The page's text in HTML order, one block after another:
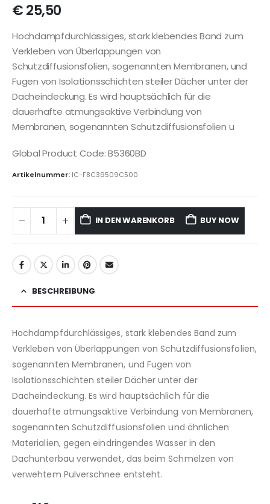
€25,50
Hochdampfdurchlässiges, stark klebendes Band zum
Verkleben von Überlappungen von
Schutzdiffusionsfolien, sogenannten Membranen, und
Fugen von Isolationsschichten steiler Dächer unter der
Dacheindeckung. Es wird hauptsächlich für die
dauerhafte atmungsaktive Verbindung von
Membranen, sogenannten Schutzdiffusionsfolien u
Global Product Code: B5360BD
Artikelnummer: IC-F8C39509C500
IN DEN WARENKORB BUY NOW
BESCHREIBUNG
Hochdampfdurchlässiges, stark klebendes Band zum
Verkleben von Überlappungen von Schutzdiffusionsfolien,
sogenannten Membranen, und Fugen von
Isolationsschichten steiler Dächer unter der
Dacheindeckung. Es wird hauptsächlich für die
dauerhafte atmungsaktive Verbindung von Membranen,
sogenannten Schutzdiffusionsfolien und ähnlichen
Materialien, gegen eindringendes Wasser in den
Dachunterbau verwendet, das beim Schmelzen von
verwehtem Pulverschnee entsteht.